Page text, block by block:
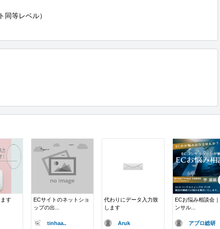
同等レベル）
す
ECサイトのネットショ
ップの出...
tinhaa..
代わりにデータ入力致
します
Aruk
ECお悩み相談会
ンサル...
アプロ総研